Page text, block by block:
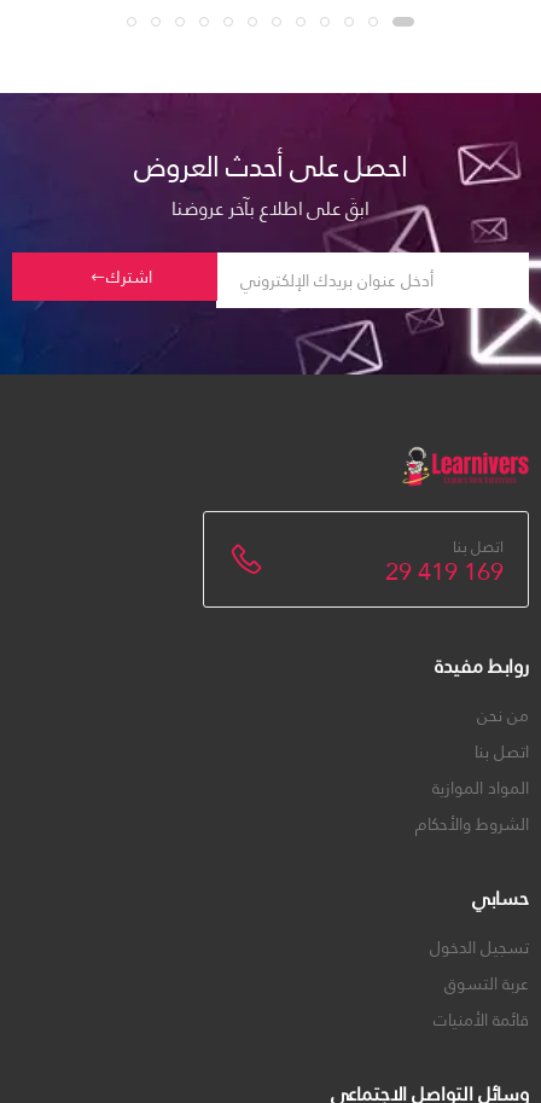
احصل على أحدث العروض
ابقَ على اطلاع بآخر عروضنا
اشترك
اتصل بنا
29 419 169
روابط مفيدة
من نحن
اتصل بنا
المواد الموازية
الشروط والأحكام
حسابي
تسجيل الدخول
عربة التسوق
قائمة الأمنيات
وسائل التواصل الاجتماعي